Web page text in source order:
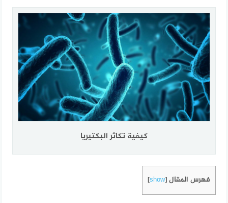
كيفية تكاثر البكتيريا
فهرس المقال [
show
]